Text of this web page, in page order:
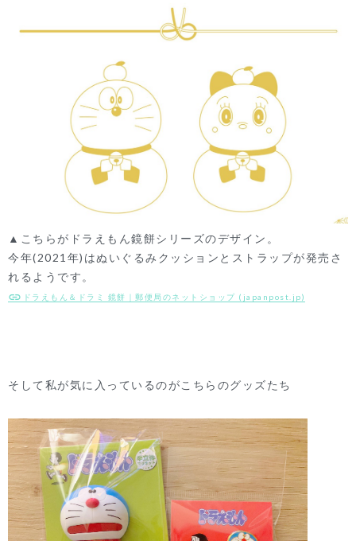
▲こちらがドラえもん鏡餅シリーズのデザイン。
今年(2021年)はぬいぐるみクッションとストラップが発売さ
れるようです。
ドラえもん＆ドラミ 鏡餅｜郵便局のネットショップ (japanpost.jp)
そして私が気に入っているのがこちらのグッズたち